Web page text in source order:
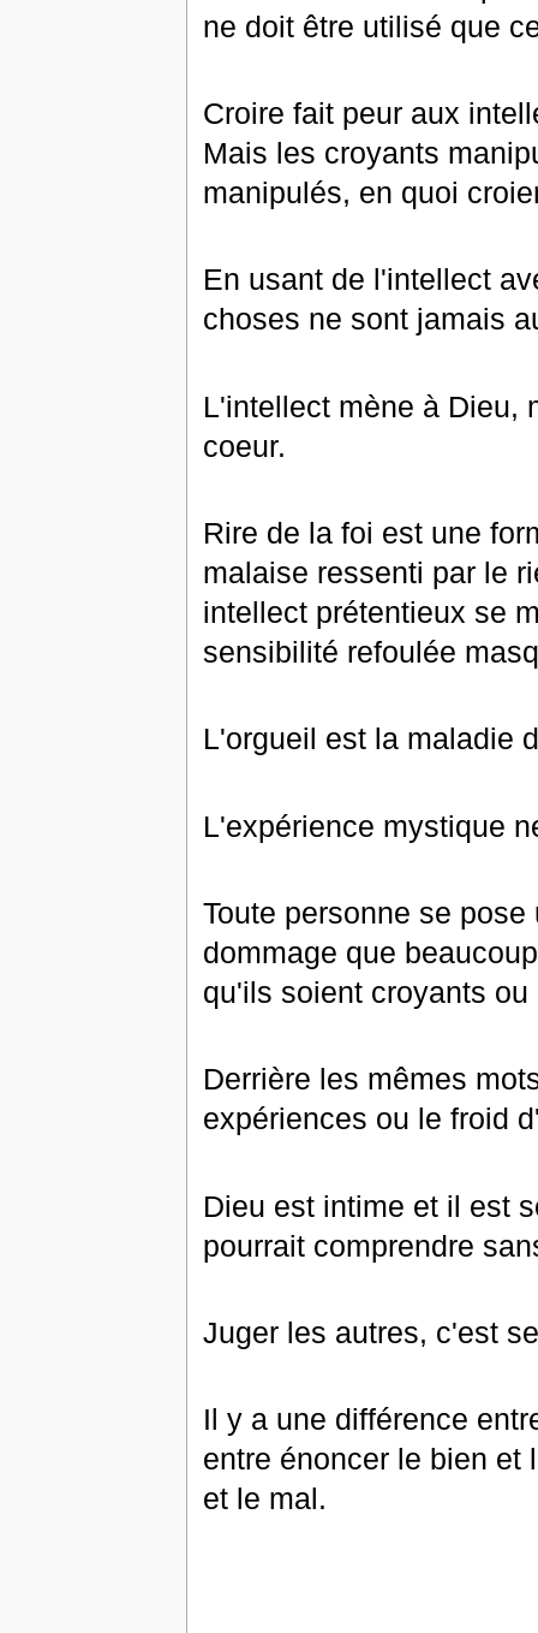
ne doit être utilisé que
Croire fait peur aux
Mais les croyants
manipulés, en quoi
En usant de l'intellect
choses ne sont jamais
L'intellect mène à Dieu,
coeur.
Rire de la foi est une
malaise ressenti par le
intellect prétentieux se
sensibilité refoulée
L'orgueil est la maladie
L'expérience mystique
Toute personne se
dommage que
qu'ils soient croyants
Derrière les mêmes
expériences ou le froid
Dieu est intime et il est
pourrait comprendre
Juger les autres, c'est
Il y a une différence
entre énoncer le bien et
et le mal.